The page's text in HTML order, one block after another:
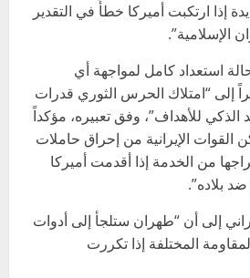
إذا ارتكبت أميركا خطأً في التقدير
الإسلامية”.
استعداد كامل لمواجهة أي
إلى “امتلاك الحرس الثوري قدرات
للأهداف”، وفق تعبيره، مؤكداً
القوات الإيرانية من إحراق حاملات
من الخدمة إذا أقدمت أميركا
بلاده”.
إلى أن “طهران ستلجأ إلى أدوات
المختلفة إذا تكررت